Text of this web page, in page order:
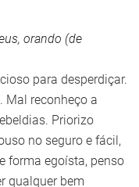
orando (de
para desperdiçar.
Mal reconheço a
Priorizo
no seguro e fácil,
forma egoísta, penso
qualquer bem